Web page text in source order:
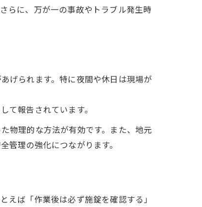
らに、万が一の事故やトラブル発生時
げられます。特に夜間や休日は現場が
て報告されています。
物理的な方法が有効です。また、地元
理の強化につながります。
ば「作業後は必ず施錠を確認する」